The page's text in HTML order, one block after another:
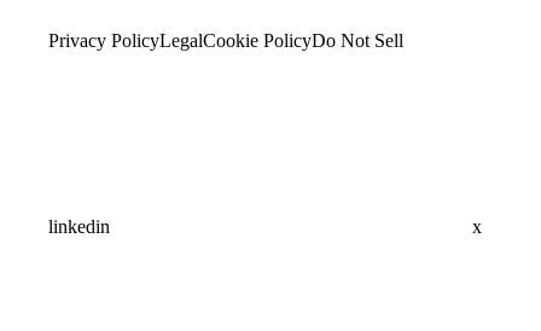
Privacy PolicyLegalCookie PolicyDo Not Sell
linkedin x